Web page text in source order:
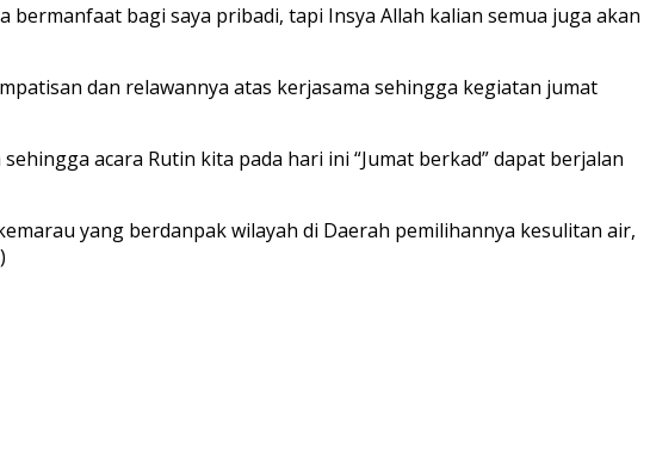
bagi saya pribadi, tapi Insya Allah kalian semua juga akan
dan relawannya atas kerjasama sehingga kegiatan jumat
acara Rutin kita pada hari ini “Jumat berkad” dapat berjalan
yang berdanpak wilayah di Daerah pemilihannya kesulitan air,